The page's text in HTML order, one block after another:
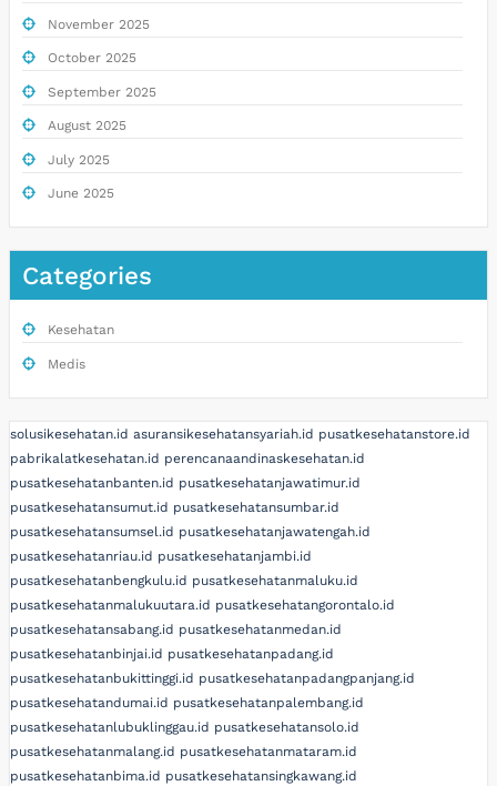
November 2025
October 2025
September 2025
August 2025
July 2025
June 2025
Categories
Kesehatan
Medis
solusikesehatan.id asuransikesehatansyariah.id pusatkesehatanstore.id
pabrikalatkesehatan.id perencanaandinaskesehatan.id
pusatkesehatanbanten.id pusatkesehatanjawatimur.id
pusatkesehatansumut.id pusatkesehatansumbar.id
pusatkesehatansumsel.id pusatkesehatanjawatengah.id
pusatkesehatanriau.id pusatkesehatanjambi.id
pusatkesehatanbengkulu.id pusatkesehatanmaluku.id
pusatkesehatanmalukuutara.id pusatkesehatangorontalo.id
pusatkesehatansabang.id pusatkesehatanmedan.id
pusatkesehatanbinjai.id pusatkesehatanpadang.id
pusatkesehatanbukittinggi.id pusatkesehatanpadangpanjang.id
pusatkesehatandumai.id pusatkesehatanpalembang.id
pusatkesehatanlubuklinggau.id pusatkesehatansolo.id
pusatkesehatanmalang.id pusatkesehatanmataram.id
pusatkesehatanbima.id pusatkesehatansingkawang.id